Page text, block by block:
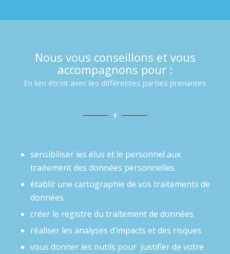
Nous vous conseillons et vous
accompagnons pour :
En lien étroit avec les différentes parties prenantes
sensibiliser les élus et le personnel aux
traitement des données personnelles
établir une cartographie de vos traitements de
données
créer le registre du traitement de données
réaliser les analyses d’impacts et des risques
vous donner les outils pour justifier de votre